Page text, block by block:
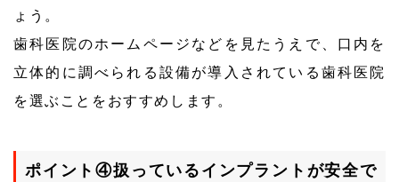
ょう。
歯科医院のホームページなどを見たうえで、口内を
立体的に調べられる設備が導入されている歯科医院
を選ぶことをおすすめします。
ポイント④扱っているインプラントが安全で